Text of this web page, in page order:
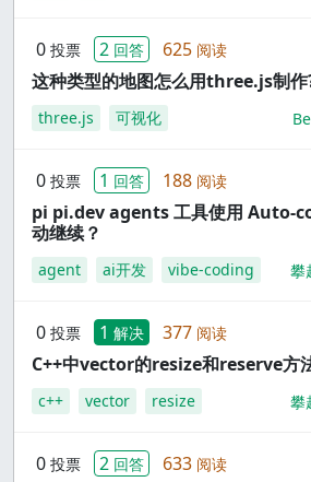
0 投票 2 回答 625 阅读
这种类型的地图怎么用three.js制作
three.js 可视化
0 投票 1 回答 188 阅读
pi pi.dev agents 工具使用 Auto-
动继续？
agent ai开发 vibe-coding 攀
0 投票 1 解决 377 阅读
C++中vector的resize和reserve方
c++ vector resize 攀
0 投票 2 回答 633 阅读